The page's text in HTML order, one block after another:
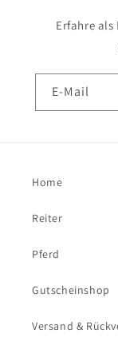
Erfahre als
E-Mail
Home
Reiter
Pferd
Gutscheinshop
Versand &